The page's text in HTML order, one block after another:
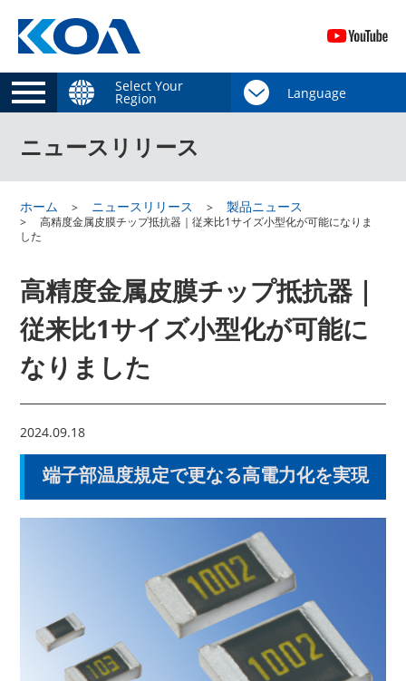
Select Your
Region
ニュースリリース
ホーム ニュースリリース 製品ニュース
高精度金属皮膜チップ抵抗器｜従来比1サイズ小型化が可能になりま
した
高精度金属皮膜チップ抵抗器｜
従来比1サイズ小型化が可能に
なりました
2024.09.18
端子部温度規定で更なる高電力化を実現